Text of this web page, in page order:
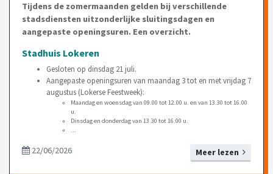
Tijdens de zomermaanden gelden bij verschillende
stadsdiensten uitzonderlijke sluitingsdagen en
aangepaste openingsuren. Een overzicht.
Stadhuis Lokeren
Gesloten op dinsdag 21 juli.
Aangepaste openingsuren van maandag 3 tot en met vrijdag 7
augustus (Lokerse Feestweek):
Maandag en woensdag van 09.00 tot 12.00 u. en van 13.30 tot 16.00
u.
Dinsdag en donderdag van 13.30 tot 16.00 u.
...
Meer lezen
22/06/2026